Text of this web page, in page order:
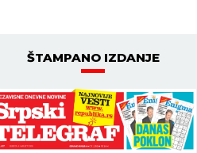
ŠTAMPANO IZDANJE